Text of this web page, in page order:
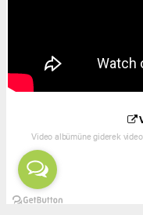
Video albümüne giderek